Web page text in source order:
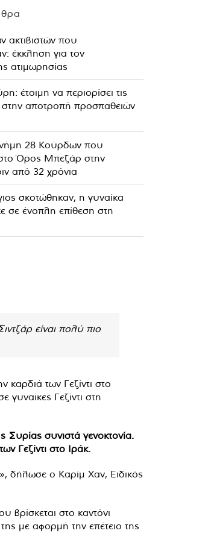
ακτιβιστών που
έκκληση για τον
ατιμωρησίας
έτοιμη να περιορίσει τις
αποτροπή προσπαθειών
28 Κούρδων που
Όρος Μπεζάρ στην
από 32 χρόνια
σκοτώθηκαν, η γυναίκα
σε ένοπλη επίθεση στη
είναι πολύ πιο
καρδιά των Γεζίντι στο
Γεζίντι στη
συνιστά γενοκτονία.
Γεζίντι στο Ιράκ.
δήλωσε ο Καρίμ Χαν, Ειδικός
στο καντόνι
με αφορμή την επέτειο της